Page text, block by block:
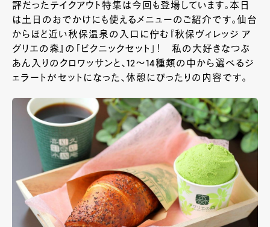
評だったテイクアウト特集は今回も登場しています。本日
は土日のおでかけにも使えるメニューのご紹介です。仙台
からほど近い秋保温泉の入口に佇む『秋保ヴィレッジ ア
グリエの森』の「ピクニックセット」！ 私の大好きなつぶ
あん入りのクロワッサンと、12～14種類の中から選べるジ
ェラートがセットになった、休憩にぴったりの内容です。